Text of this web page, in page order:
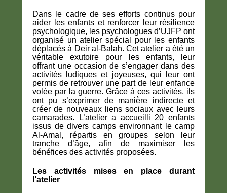
Dans le cadre de ses efforts continus pour
aider les enfants et renforcer leur résilience
psychologique, les psychologues d’UJFP ont
organisé unatelier spécial pour les enfants
déplacés à Deir al-Balah. Cet atelier a été un
véritable exutoire pour les enfants, leur
offrant une occasion de s’engager dans des
activités ludiques et joyeuses, qui leur ont
permis de retrouver une part de leur enfance
volée par la guerre. Grâce à ces activités, ils
ont pu s’exprimer de manière indirecte et
créer de nouveaux liens sociaux avec leurs
camarades. L’atelier a accueilli 20 enfants
issus de divers camps environnant le camp
Al-Amal , répartis engroupes selon leur
tranche d’âge, afin de maximiser les
bénéfices des activités proposées.
Les activités mises en place durant
l’atelier